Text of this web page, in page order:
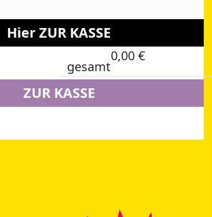
Hier ZUR KASSE
gesamt
0,00 €
ZUR KASSE